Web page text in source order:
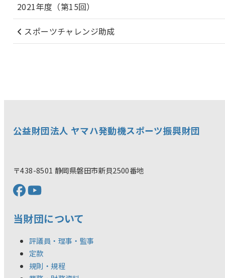
2021年度（第15回）
スポーツチャレンジ助成
公益財団法人 ヤマハ発動機スポーツ振興財団
〒438-8501 静岡県磐田市新貝2500番地
当財団について
評議員・理事・監事
定款
規則・規程